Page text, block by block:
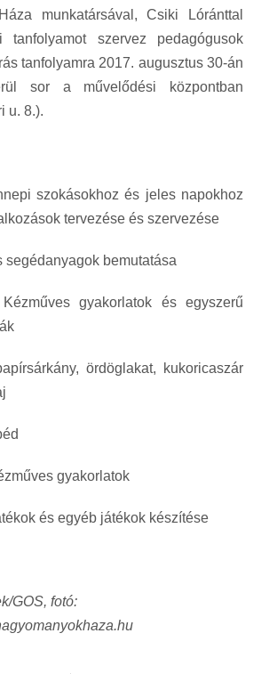
munkatársával, Csiki Lóránttal
tanfolyamot szervez pedagógusok
tanfolyamra 2017. augusztus 30-án
sor a művelődési központban
u. 8.).
szokásokhoz és jeles napokhoz
tervezése és szervezése
segédanyagok bemutatása
gyakorlatok és egyszerű
ördöglakat, kukoricaszár
gyakorlatok
és egyéb játékok készítése
GOS, fotó: